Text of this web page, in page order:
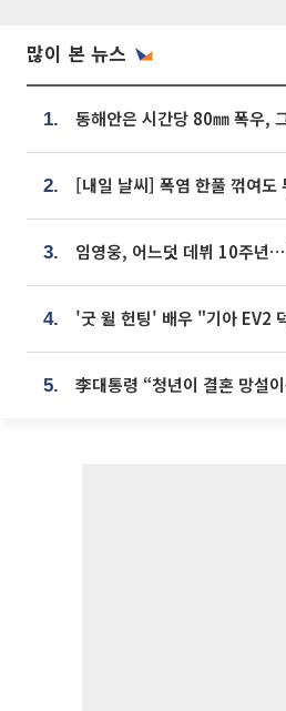
많이 본 뉴스
1.
2.
3.
4.
5.